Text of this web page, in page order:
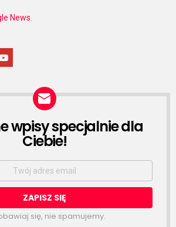
News.
Google News
wpisy specjalnie dla
Ciebie!
się, nie spamujemy.